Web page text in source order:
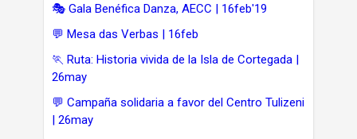
🎭 Gala Benéfica Danza, AECC | 16feb'19
💬 Mesa das Verbas | 16feb
🏃 Ruta: Historia vivida de la Isla de Cortegada |
26may
💬 Campaña solidaria a favor del Centro Tulizeni
| 26may